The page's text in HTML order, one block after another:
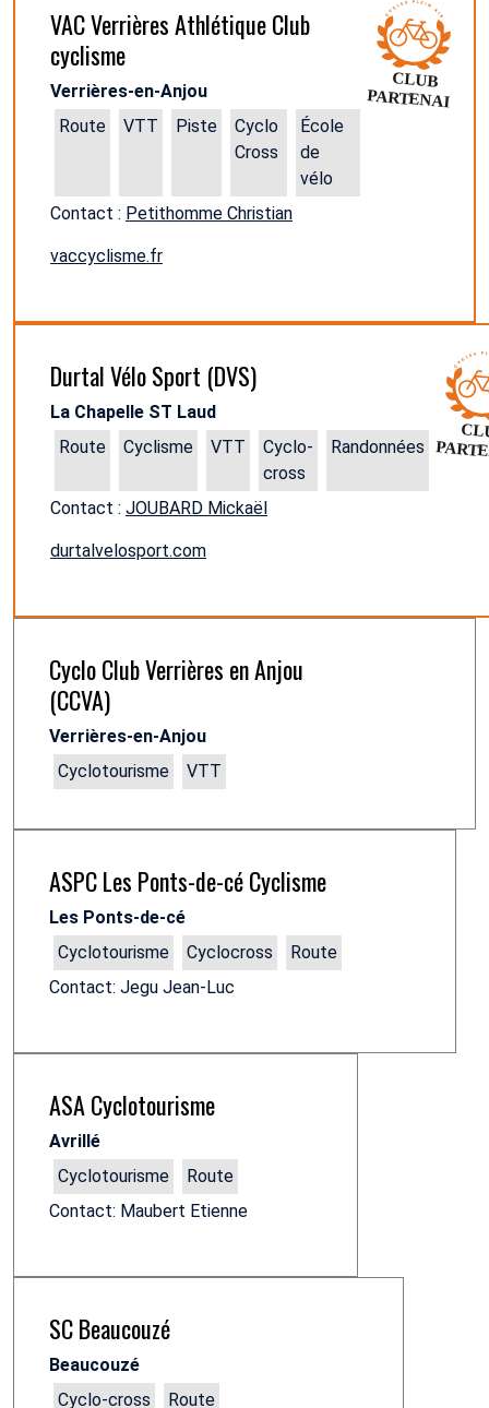
VAC Verrières Athlétique Club
cyclisme
Verrières-en-Anjou
Route
VTT Piste
Cyclo
Cross
École
de
vélo
Contact : Petithomme Christian
vaccyclisme.fr
Durtal Vélo Sport (DVS)
La Chapelle ST Laud
Route
Cyclisme VTT
Cyclo-
cross
Randonnées
Contact : JOUBARD Mickaël
durtalvelosport.com
Cyclo Club Verrières en Anjou
(CCVA)
Verrières-en-Anjou
Cyclotourisme
VTT
ASPC Les Ponts-de-cé Cyclisme
Les Ponts-de-cé
Cyclotourisme
Cyclocross
Route
Contact: Jegu Jean-Luc
ASA Cyclotourisme
Avrillé
Cyclotourisme
Route
Contact: Maubert Etienne
SC Beaucouzé
Beaucouzé
Cyclo-cross
Route